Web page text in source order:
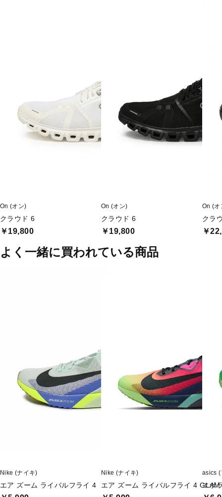
On (オン)
クラウド 6
￥19,800
On (オン)
クラウド 6
￥19,800
On (オ
クラ
￥
よく一緒に買われている商品
Nike (ナイキ)
エア ズーム ライバルフライ 4
Nike (ナイキ)
エア ズーム ライバルフライ 4 GLAM
asics (
エボ